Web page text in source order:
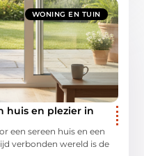
WONING EN TUIN
huis en plezier in
een sereen huis en een
verbonden wereld is de